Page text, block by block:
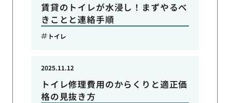
賃貸のトイレが水浸し！まずやるべ
きことと連絡手順
トイレ
トイレ修理費用のからくりと適正価
格の見抜き方
2025.11.12